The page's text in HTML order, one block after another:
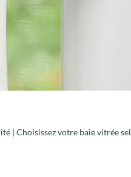
| Choisissez votre baie vitrée